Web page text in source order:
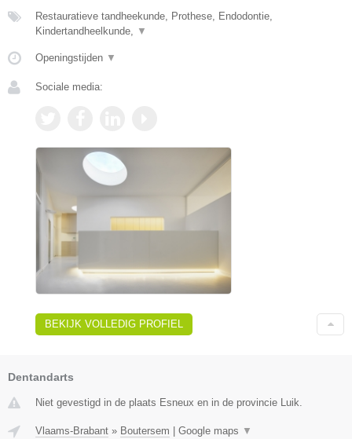
Restauratieve tandheekunde, Prothese, Endodontie,
Kindertandheelkunde, ▼
Openingstijden ▼
Sociale media:
BEKIJK VOLLEDIG PROFIEL
Dentandarts
Niet gevestigd in de plaats Esneux en in de provincie Luik.
Vlaams-Brabant » Boutersem | Google maps ▼